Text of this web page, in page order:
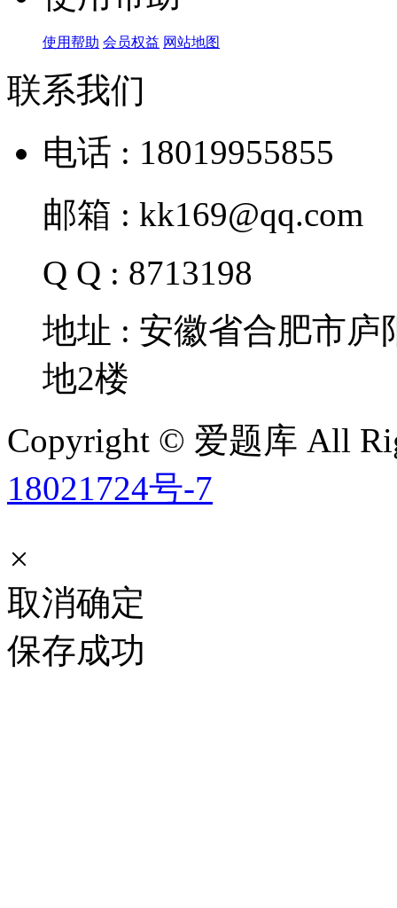
使用帮助 会员权益 网站地图
联系我们
电话 : 18019955855
邮箱 : kk169@qq.com
Q Q : 8713198
地址 : 安徽省合肥市
地2楼
Copyright © 爱题库 All
18021724号-7
×
取消确定
保存成功